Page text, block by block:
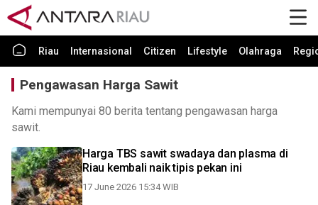
Riau Internasional Citizen Lifestyle Olahraga
Pengawasan Harga Sawit
Kami mempunyai 80 berita tentang pengawasan harga
sawit.
Harga TBS sawit swadaya dan plasma di
Riau kembali naik tipis pekan ini
17 June 2026 15:34 WIB